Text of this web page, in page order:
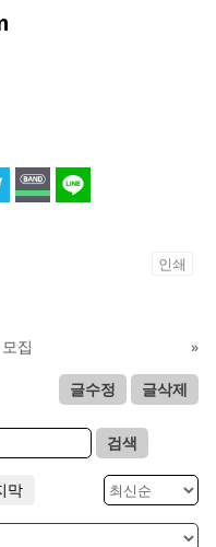
인쇄
집
»
글수정 글삭제
검색
막